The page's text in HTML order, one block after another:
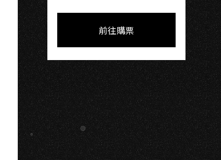
on
Facebook
on
LINE
Link
前往購票